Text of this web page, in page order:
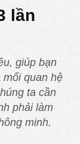
lần
giúp bạn
mối quan hệ
ta cần
phải làm
minh.